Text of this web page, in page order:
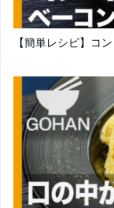
【簡単レシピ】コ